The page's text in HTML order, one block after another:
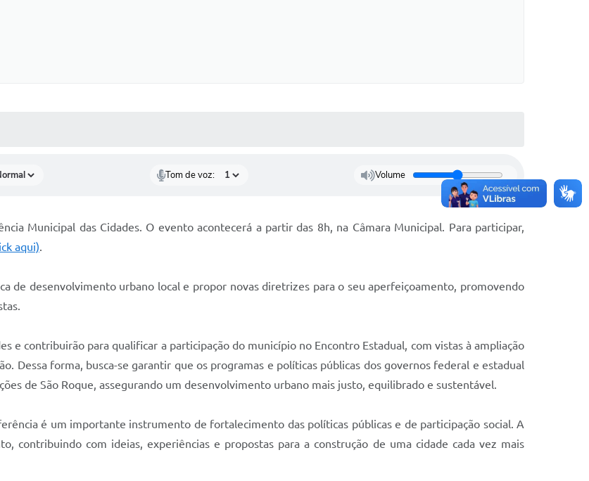
Tom de voz: Volume
Municipal das Cidades. O evento acontecerá a partir das 8h, na Câmara Municipal. Para participar,
aqui).
de desenvolvimento urbano local e propor novas diretrizes para o seu aperfeiçoamento, promovendo
e contribuirão para qualificar a participação do município no Encontro Estadual, com vistas à ampliação
Dessa forma, busca-se garantir que os programas e políticas públicas dos governos federal e estadual
de São Roque, assegurando um desenvolvimento urbano mais justo, equilibrado e sustentável.
é um importante instrumento de fortalecimento das políticas públicas e de participação social. A
contribuindo com ideias, experiências e propostas para a construção de uma cidade cada vez mais